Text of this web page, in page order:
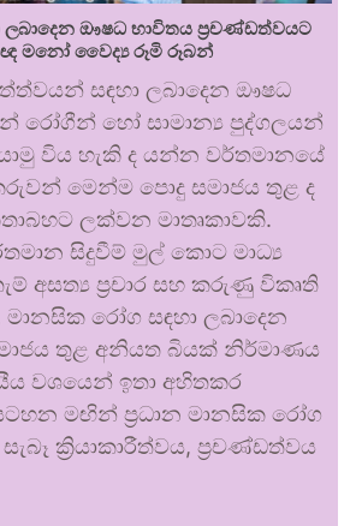
ලබාදෙන ඖෂධ භාවිතය ප්‍රචණ්ඩත්වයට
මනෝ වෛද්‍ය රූමි රූබන්
සඳහා ලබාදෙන ඖෂධ
රෝගීන් හෝ සාමාන්‍ය පුද්ගලයන්
විය හැකි ද යන්න වර්තමානයේ
මෙන්ම පොදු සමාජය තුළ ද
ලක්වන මාතෘකාවකි.
සිදුවීම් මුල් කොට මාධ්‍ය
අසත්‍ය ප්‍රචාර සහ කරුණු විකෘති
රෝග සඳහා ලබාදෙන
තුළ අනියත බියක් නිර්මාණය
වශයෙන් ඉතා අහිතකර
මඟින් ප්‍රධාන මානසික රෝග
ක්‍රියාකාරීත්වය, ප්‍රචණ්ඩත්වය